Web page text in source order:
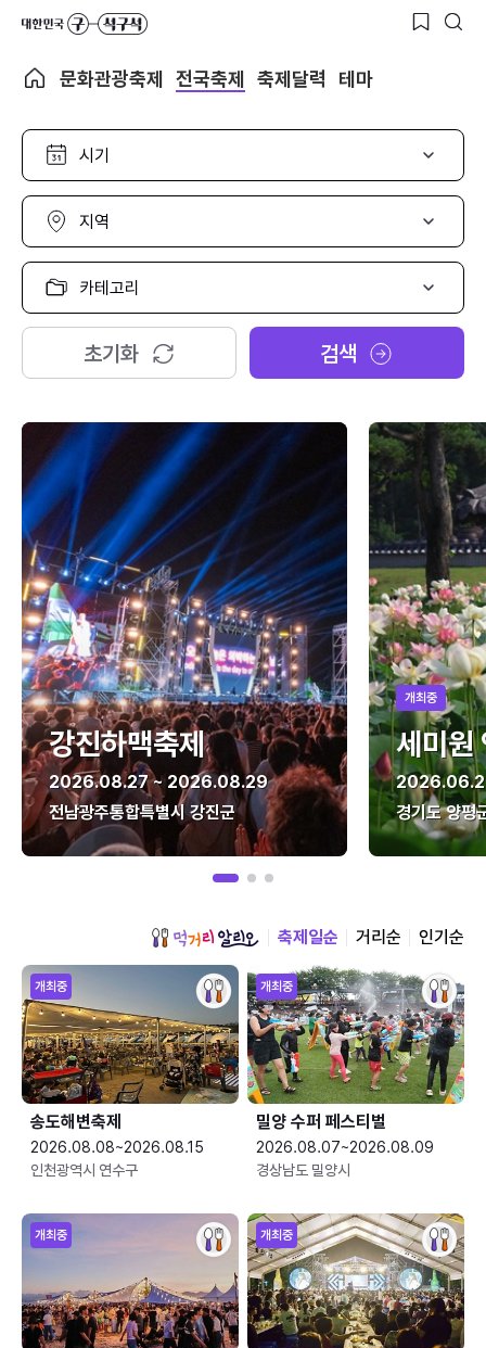
문화관광축제 전국축제 축제달력 테마
시
선
택
지
선
택
카
고
리
택
초기화 검색
강진하맥축제
2026.08.27 ~ 2026.08.29
전남광주통합특별시 강진군
개최중
세미원
경기도 양평
축제일순 거리순 인기순
개최중
송도해변축제
2026.08.08~2026.08.15
인천광역시 연수구
개최중
밀양 수퍼 페스티벌
2026.08.07~2026.08.09
경상남도 밀양시
개최중 개최중